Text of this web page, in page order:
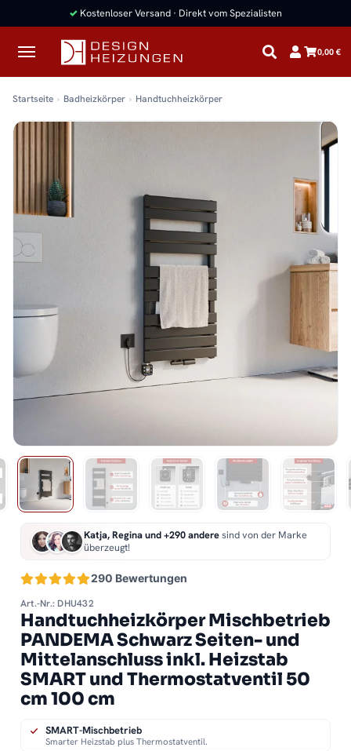
✓ Kostenloser Versand · Direkt vom Spezialisten
0,00 €
Startseite Badheizkörper Handtuchheizkörper
290 Bewertungen
Katja, Regina und +290 anderesind von der Marke
überzeugt!
Art.-Nr.: DHU432
Handtuchheizkörper Mischbetrieb
PANDEMA Schwarz Seiten- und
Mittelanschluss inkl. Heizstab
SMART und Thermostatventil 50
cm 100 cm
SMART-Mischbetrieb
Smarter Heizstab plus Thermostatventil.